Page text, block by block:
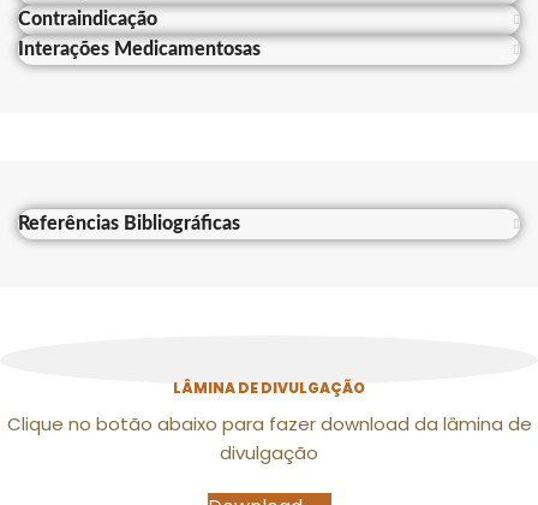
Contraindicação
Interações Medicamentosas
Referências Bibliográficas
LÂMINA DE DIVULGAÇÃO
Clique no botão abaixo para fazer download da lâmina de
divulgação